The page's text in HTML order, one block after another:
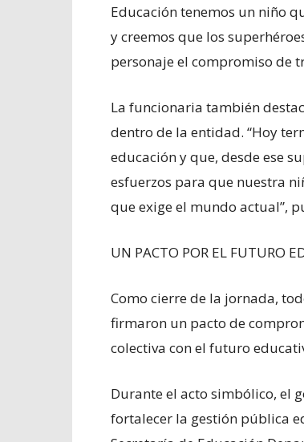
Educación tenemos un niño
y creemos que los
personaje el compromiso de
La funcionaria también
dentro de la entidad. “Hoy
educación y que, desde ese
esfuerzos para que nuestra
que exige el mundo actual”,
UN PACTO POR EL FUTURO
Como cierre de la jornada,
firmaron un pacto de
colectiva con el futuro
Durante el acto simbólico, el
fortalecer la gestión pública